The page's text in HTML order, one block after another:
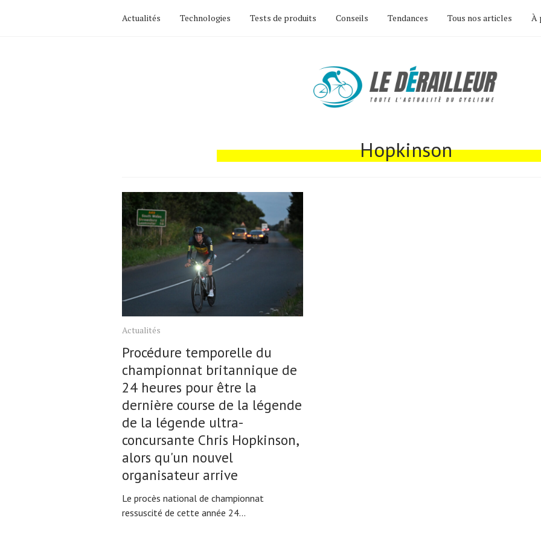
Actualités Technologies Tests de produits Conseils Tendances Tous nos articles À
Hopkinson
Actualités
Procédure temporelle du
championnat britannique de
24 heures pour être la
dernière course de la légende
de la légende ultra-
concursante Chris Hopkinson,
alors qu'un nouvel
organisateur arrive
Le procès national de championnat
ressuscité de cette année 24...